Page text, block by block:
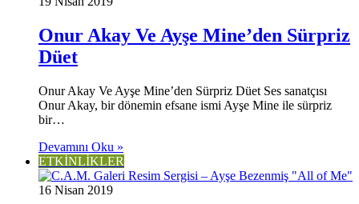
Onur Akay Ve Ayşe Mine’den Sürpriz
Düet
Onur Akay Ve Ayşe Mine’den Sürpriz Düet Ses sanatçısı
Onur Akay, bir dönemin efsane ismi Ayşe Mine ile sürpriz
bir…
Devamını Oku »
ETKİNLİKLER
16 Nisan 2019